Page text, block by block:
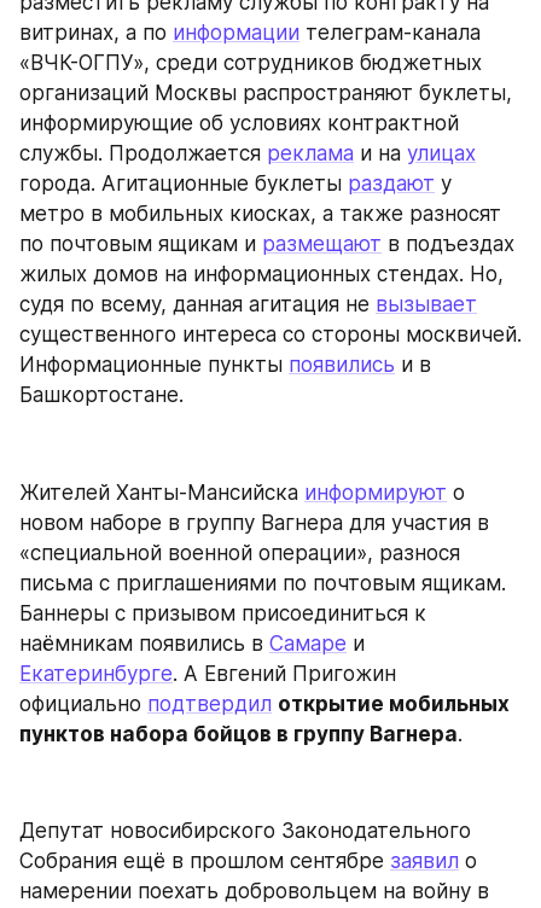
витринах, а по информации телеграм-канала
«ВЧК-ОГПУ», среди сотрудников бюджетных
организаций Москвы распространяют буклеты,
информирующие об условиях контрактной
службы. Продолжается реклама и на улицах
города. Агитационные буклеты раздают у
метро в мобильных киосках, а также разносят
по почтовым ящикам и размещают в подъездах
жилых домов на информационных стендах. Но,
судя по всему, данная агитация не вызывает
существенного интереса со стороны москвичей.
Информационные пункты появились и в
Башкортостане.
Жителей Ханты-Мансийска информируют о
новом наборе в группу Вагнера для участия в
«специальной военной операции», разнося
письма с приглашениями по почтовым ящикам.
Баннеры с призывом присоединиться к
наёмникам появились в Самаре
Екатеринбурге. А Евгений Пригожин
официально подтвердил открытие мобильных
пунктов набора бойцов в группу Вагнера.
Депутат новосибирского Законодательного
Собрания ещё в прошлом сентябре заявил о
намерении поехать добровольцем на войну в